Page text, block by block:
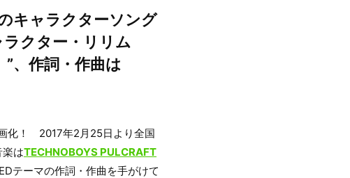
キャラクターソング
クター・リリム
”、作詞・作曲は
化！ 2017年2月25日より全国
はTECHNOBOYS PULCRAFT
テーマの作詞・作曲を手がけて